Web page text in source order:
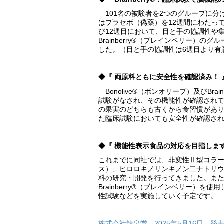
101名の被験者を2つのグループに
はプラセボ（偽薬）を12週間にわたっ
び12週目において、目と手の協調性や
Brainberry®（ブレインベリー）のグル
した。（目と手の協調性は6週目より有
◆『 両原料ともに安全性を確認済み！
Bonolive®（ボンオリーブ）及び
試験がなされ、その機能性が確認され
の果実のどちらも古くから食習慣があ
た臨床試験においても安全性が確認さ
◆『 機能性表示食品の対応を目指しま
これまでに同社では、非変性Ⅱ型コラ
ス）、ピロロキノリンキノン二ナトリ
料の研究・開発を行ってきました。ま
Brainberry®（ブレインベリー）を使用
性試験などを実施していく予定です。